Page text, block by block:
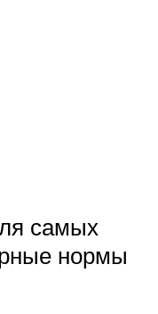
самых
нормы